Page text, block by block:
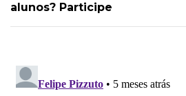
alunos? Participe